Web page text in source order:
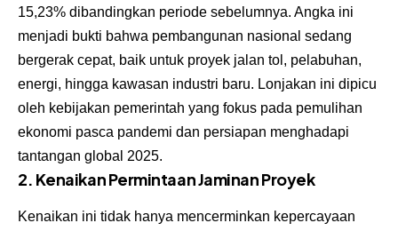
15,23% dibandingkan periode sebelumnya. Angka ini
menjadi bukti bahwa pembangunan nasional sedang
bergerak cepat, baik untuk proyek jalan tol, pelabuhan,
energi, hingga kawasan industri baru. Lonjakan ini dipicu
oleh kebijakan pemerintah yang fokus pada pemulihan
ekonomi pasca pandemi dan persiapan menghadapi
tantangan global 2025.
2. Kenaikan Permintaan Jaminan Proyek
Kenaikan ini tidak hanya mencerminkan kepercayaan